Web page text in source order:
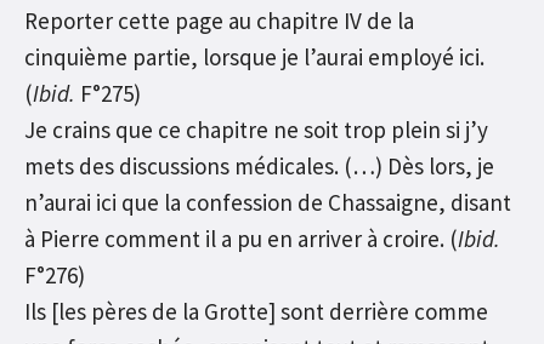
Reporter cette page au chapitre IV de la
cinquième partie, lorsque je l’aurai employé ici.
(Ibid. F°275)
Je crains que ce chapitre ne soit trop plein si j’y
mets des discussions médicales. (…) Dès lors, je
n’aurai ici que la confession de Chassaigne, disant
à Pierre comment il a pu en arriver à croire. (Ibid.
F°276)
Ils [les pères de la Grotte] sont derrière comme